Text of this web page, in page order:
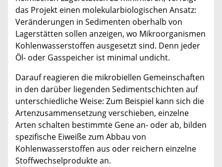
das Projekt einen molekularbiologischen Ansatz:
Veränderungen in Sedimenten oberhalb von
Lagerstätten sollen anzeigen, wo Mikroorganismen
Kohlenwasserstoffen ausgesetzt sind. Denn jeder
Öl- oder Gasspeicher ist minimal undicht.
Darauf reagieren die mikrobiellen Gemeinschaften
in den darüber liegenden Sedimentschichten auf
unterschiedliche Weise: Zum Beispiel kann sich die
Artenzusammensetzung verschieben, einzelne
Arten schalten bestimmte Gene an- oder ab, bilden
spezifische Eiweiße zum Abbau von
Kohlenwasserstoffen aus oder reichern einzelne
Stoffwechselprodukte an.